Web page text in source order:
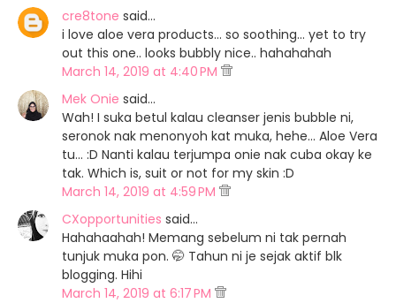
cre8tone said…
i love aloe vera products... so soothing... yet to try
out this one.. looks bubbly nice.. hahahahah
March 14, 2019 at 4:40 PM
Mek Onie said…
Wah! I suka betul kalau cleanser jenis bubble ni,
seronok nak menonyoh kat muka, hehe... Aloe Vera
tu... :D Nanti kalau terjumpa onie nak cuba okay ke
tak. Which is, suit or not for my skin :D
March 14, 2019 at 4:59 PM
CXopportunities said…
Hahahaahah! Memang sebelum ni tak pernah
tunjuk muka pon. 🤭 Tahun ni je sejak aktif blk
blogging. Hihi
March 14, 2019 at 6:17 PM